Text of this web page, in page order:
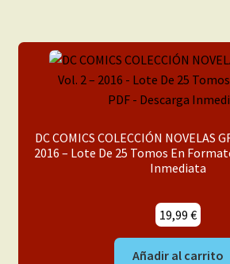
DC COMICS COLECCIÓN NOVELAS
2016 – Lote De 25 Tomos En
Inmediata
19,99 €
Añadir al carrito